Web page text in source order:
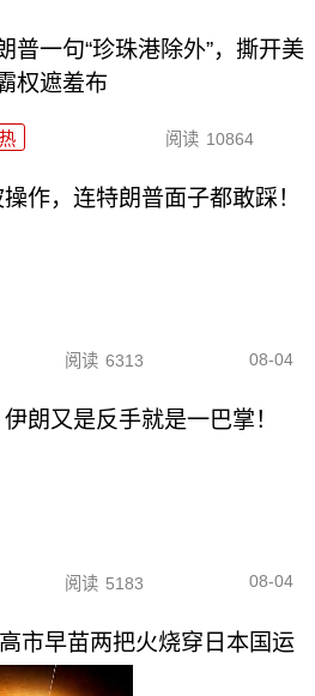
普一句“珍珠港除外”，撕开美
权遮羞布
阅读 10864
作，连特朗普面子都敢踩！
阅读 6313 08-04
朗又是反手就是一巴掌！
阅读 5183 08-04
市早苗两把火烧穿日本国运